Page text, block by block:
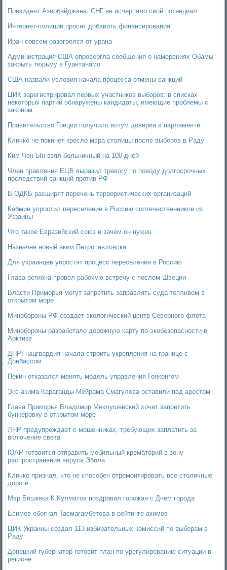
Президент Азербайджана: СНГ не исчерпало свой потенциал
Интернет-полиции просят добавить финансирования
Иран совсем разогрелся от урана
Администрация США опровергла сообщения о намерениях Обамы
закрыть тюрьму в Гуантанамо
США назвали условия начала процесса отмены санкций
ЦИК зарегистрировал первых участников выборов: в списках
некоторых партий обнаружены кандидаты, имеющие проблемы с
законом
Правительство Греции получило вотум доверия в парламенте
Кличко не покинет кресло мэра столицы после выборов в Раду
Ким Чен Ын взял больничный на 100 дней
Член правления ЕЦБ выразил тревогу по поводу долгосрочных
последствий санкций против РФ
В ОДКБ расширят перечень террористических организаций
Кабмин упростил переселение в Россию соотечественников из
Украины
Что такое Евразийский союз и зачем он нужен
Назначен новый аким Петропавловска
Для украинцев упростят процесс переселения в Россию
Глава региона провел рабочую встречу с послом Швеции
Власти Приморья могут запретить заправлять суда топливом в
открытом море
Минобороны РФ создает экологический центр Северного флота
Минобороны разработало дорожную карту по экобезопасности в
Арктике
ДНР: нацгвардия начала строить укрепления на границе с
Донбассом
Пекин отказался менять модель управления Гонконгом
Экс-акима Караганды Мейрама Смагулова оставили под арестом
Глава Приморья Владимир Миклушевский хочет запретить
бункеровку в открытом море
ЛНР предупреждает о мошенниках, требующих заплатить за
включение света
ЮАР готовится отправить мобильный крематорий в зону
распространения вируса Эбола
Кличко признал, что не способен отремонтировать все столичные
дороги
Мэр Бишкека К.Кулматов поздравил горожан с Днем города
Есимов обогнал Тасмагамбетова в рейтинге акимов
ЦИК Украины создал 113 избирательных комиссий по выборам в
Раду
Донецкий губернатор готовит план по урегулированию ситуации в
регионе